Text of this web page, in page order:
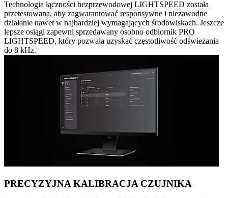
Technologia łączności bezprzewodowej LIGHTSPEED została
przetestowana, aby zagwarantować responsywne i niezawodne
działanie nawet w najbardziej wymagających środowiskach. Jeszcze
lepsze osiągi zapewni sprzedawany osobno odbiornik PRO
LIGHTSPEED, który pozwala uzyskać częstotliwość odświeżania
do 8 kHz.
PRECYZYJNA KALIBRACJA CZUJNIKA